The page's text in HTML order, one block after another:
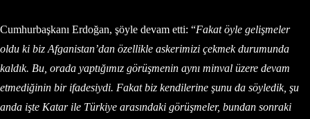
Cumhurbaşkanı Erdoğan, şöyle devam etti: “Fakat öyle gelişmeler
oldu ki biz Afganistan’dan özellikle askerimizi çekmek durumunda
kaldık. Bu, orada yaptığımız görüşmenin aynı minval üzere devam
etmediğinin bir ifadesiydi. Fakat biz kendilerine şunu da söyledik, şu
anda işte Katar ile Türkiye arasındaki görüşmeler, bundan sonraki